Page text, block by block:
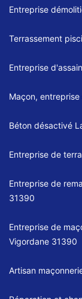
Entreprise
Terrassement
Entreprise
Maçon,
Béton désactivé
Entreprise de
Entreprise de
31390
Entreprise de
Vigordane 31390
Artisan